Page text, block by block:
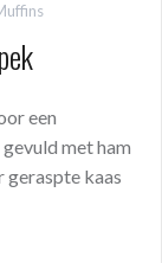
een
met ham
geraspte kaas